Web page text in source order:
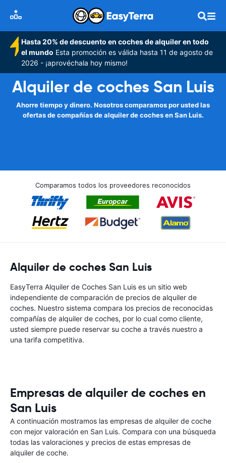
Hasta 20% de descuento en coches de alquiler en todo
el mundo Esta promoción es válida hasta 11 de agosto de
2026 - ¡aprovéchala hoy mismo!
Alquiler de coches San Luis
Ahorre tiempo y dinero. Nosotros comparamos por usted las
ofertas de compañías de alquiler de coches en San Luis.
Comparamos todos los proveedores reconocidos
Alquiler de coches San Luis
EasyTerra Alquiler de Coches San Luis es un sitio web
independiente de comparación de precios de alquiler de
coches. Nuestro sistema compara los precios de reconocidas
compañías de alquiler de coches, por lo cual como cliente,
usted siempre puede reservar su coche a través nuestro a
una tarifa competitiva.
Empresas de alquiler de coches en
San Luis
A continuación mostramos las empresas de alquiler de coche
con mejor valoración en San Luis. Compara con una búsqueda
todas las valoraciones y precios de estas empresas de
alquiler de coche.